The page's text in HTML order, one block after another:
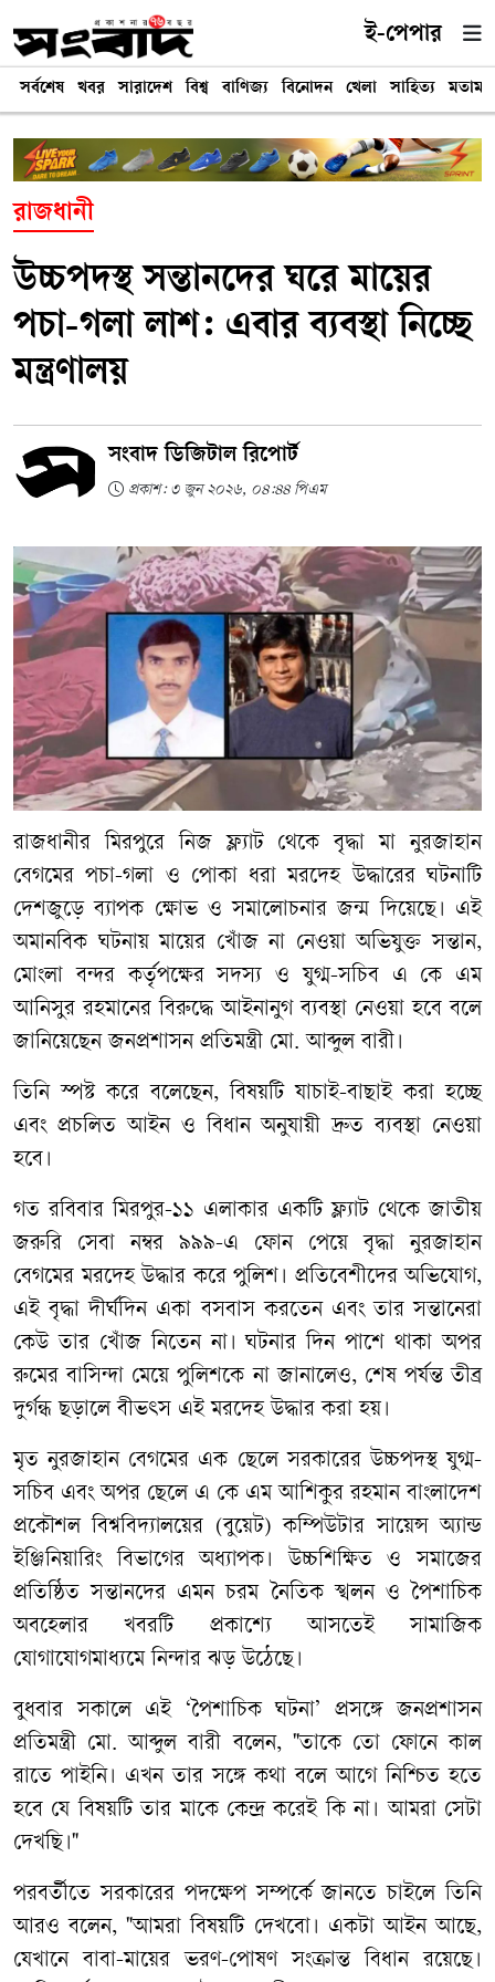
ই-পেপার
সর্বশেষ খবর সারাদেশ বিশ্ব বাণিজ্য বিনোদন খেলা সাহিত্য মতামত
রাজধানী
উচ্চপদস্থ সন্তানদের ঘরে মায়ের
পচা-গলা লাশ: এবার ব্যবস্থা নিচ্ছে
মন্ত্রণালয়
সংবাদ ডিজিটাল রিপোর্ট
প্রকাশ: ৩ জুন ২০২৬, ০৪:৪৪ পিএম
রাজধানীর মিরপুরে নিজ ফ্ল্যাট থেকে বৃদ্ধা মা
নুরজাহান
বেগমের পচা-গলা ও পোকা ধরা মরদেহ উদ্ধারের ঘটনাটি
দেশজুড়ে ব্যাপক ক্ষোভ ও সমালোচনার জন্ম দিয়েছে। এই
অমানবিক ঘটনায় মায়ের খোঁজ না নেওয়া অভিযুক্ত সন্তান,
মোংলা বন্দর কর্তৃপক্ষের সদস্য ও যুগ্ম-সচিব এ কে
এম
আনিসুর রহমানের বিরুদ্ধে আইনানুগ ব্যবস্থা নেওয়া হবে বলে
জানিয়েছেন জনপ্রশাসন প্রতিমন্ত্রী মো.আব্দুল বারী।
তিনি স্পষ্ট করে বলেছেন,বিষয়টি যাচাই-বাছাই করা হচ্ছে
এবং প্রচলিত আইন ও বিধান অনুযায়ী দ্রুত ব্যবস্থা নেওয়া
হবে।
গত রবিবার মিরপুর-১১ এলাকার একটি ফ্ল্যাট থেকে জাতীয়
জরুরি
সেবা নম্বর ৯৯৯-এ ফোন পেয়ে বৃদ্ধা
নুরজাহান
বেগমের মরদেহ উদ্ধার করে পুলিশ। প্রতিবেশীদের অভিযোগ,
এই বৃদ্ধা দীর্ঘদিন একা বসবাস করতেন এবং তার সন্তানেরা
কেউ তার খোঁজ নিতেন না। ঘটনার দিন পাশে থাকা অপর
রুমের বাসিন্দা মেয়ে পুলিশকে না জানালেও, শেষ পর্যন্ত তীব্র
দুর্গন্ধ ছড়ালে বীভৎস এই মরদেহ উদ্ধার করা হয়।
মৃত নুরজাহান বেগমের এক ছেলে সরকারের উচ্চপদস্থ যুগ্ম-
সচিব এবং অপর ছেলে এ কে এম আশিকুর রহমান বাংলাদেশ
প্রকৌশল বিশ্ববিদ্যালয়ের (বুয়েট)কম্পিউটার সায়েন্স অ্যান্ড
ইঞ্জিনিয়ারিং
বিভাগের অধ্যাপক। উচ্চশিক্ষিত ও
সমাজের
প্রতিষ্ঠিত সন্তানদের এমন চরম নৈতিক স্খলন ও পৈশাচিক
অবহেলার
খবরটি প্রকাশ্যে আসতেই
সামাজিক
যোগাযোগমাধ্যমে নিন্দার ঝড় উঠেছে।
বুধবার সকালে এই‘পৈশাচিক ঘটনা’ প্রসঙ্গে জনপ্রশাসন
প্রতিমন্ত্রী মো.আব্দুল বারী বলেন, "তাকে তো ফোনে কাল
রাতে পাইনি। এখন তার সঙ্গে কথা বলে আগে নিশ্চিত হতে
হবে যে বিষয়টি তার মাকে কেন্দ্র করেই কি না। আমরা সেটা
দেখছি।"
পরবর্তীতে সরকারের পদক্ষেপ সম্পর্কে জানতে চাইলে তিনি
আরও বলেন, "আমরা বিষয়টি দেখবো। একটা আইন আছে,
যেখানে
বাবা-মায়ের ভরণ-পোষণ সংক্রান্ত বিধান রয়েছে।